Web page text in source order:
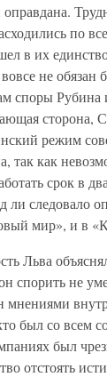
по
в их
не обязан
споры
режим
так как
срок в
ли следовало
мир», и в
Льва
спорить не
мнениями
был со всем
был
отстоять